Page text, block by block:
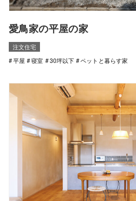
愛鳥家の平屋の家
注文住宅
平屋
寝室 30坪以下 ペットと暮らす家